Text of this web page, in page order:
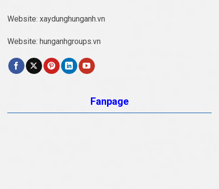
Website: xaydunghunganh.vn
Website: hunganhgroups.vn
Fanpage